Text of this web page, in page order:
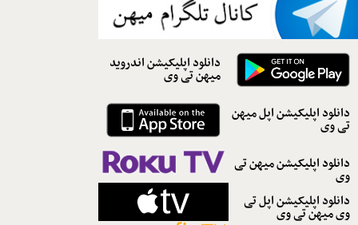
دانلود اپلیکیشن اندروید
میهن تی وی
دانلود اپلیکیشن اپل میهن
تی وی
دانلود اپلیکیشن میهن تی
وی
دانلود اپلیکیشن اپل تی
وی میهن تی وی